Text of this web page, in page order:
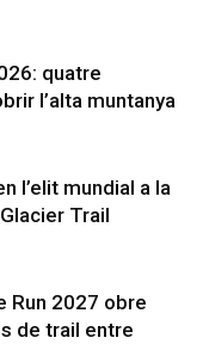
quatre
l’alta muntanya
l’elit mundial a la
Trail
Run 2027 obre
de trail entre